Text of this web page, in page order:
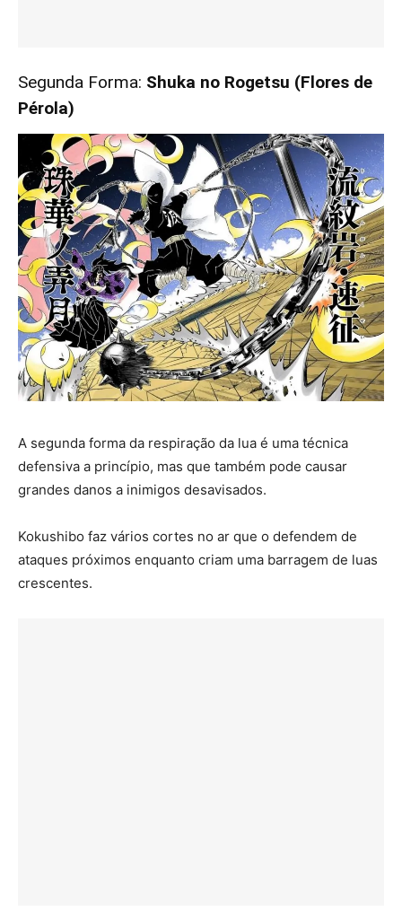
Segunda Forma: Shuka no Rogetsu (Flores de
Pérola)
A segunda forma da respiração da lua é uma técnica
defensiva a princípio, mas que também pode causar
grandes danos a inimigos desavisados.
Kokushibo faz vários cortes no ar que o defendem de
ataques próximos enquanto criam uma barragem de luas
crescentes.